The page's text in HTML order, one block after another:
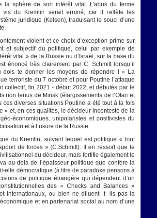
la sphère de son intérêt vital. L’abus du terme
du Kremlin serait erroné, car il reflète les
juridique (Kelsen), traduisant le souci d’une
violent et ce choix d’exception prime sur
et subjectif du politique, celui par exemple de
vital » de la Russie ou d’Israël, sur la base du
énoncé très clairement par C. Schmitt lorsqu’il
dois te donner les moyens de répondre ! » La
terroriste du 7 octobre et pour Poutine l’attaque
collectif, fin 2021 - début 2022, et débutés par le
non tenus de Minsk (élargissements de l’Otan et
diverses situations Poutine a été tout à la fois
» et, en ces qualités, le décideur incontesté de la
économiques, unipolaristes et positivistes du
et à l’usure de la Russie.
du Kremlin, suivant lequel est politique « tout
de forces » (C.Schmitt). Il en ressort que le
du décideur, mais fortifie également le
au-delà de l’épaisseur politique que confère la
elle démocratique (à titre de paradoxe pensons à
de politique étrangère qui dépendent d’un
des « Checks and Balances »
internationaux, ou bien ne diluent -t- ils pas la
et en partenariat social au nom d’une